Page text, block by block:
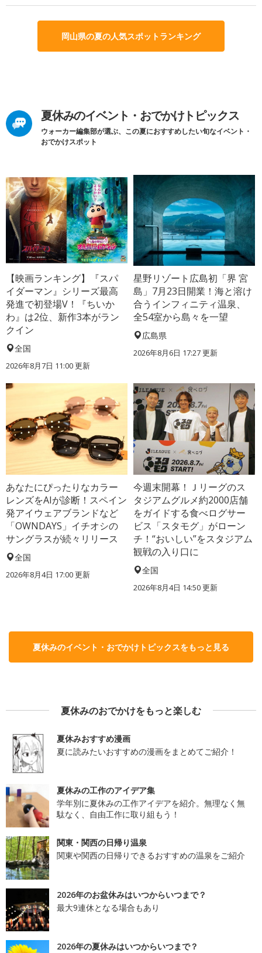
岡山県の夏の人気スポットランキング
夏休みのイベント・おでかけトピックス
ウォーカー編集部が選ぶ、この夏におすすめしたい旬なイベント・
おでかけスポット
【映画ランキング】『スパ
イダーマン』シリーズ最高
発進で初登場V！『ちいか
わ』は2位、新作3本がラン
クイン
全国
2026年8月7日 11:00更新
星野リゾート広島初「界 宮
島」7月23日開業！海と溶け
合うインフィニティ温泉、
全54室から島々を一望
広島県
2026年8月6日 17:27更新
あなたにぴったりなカラー
レンズをAIが診断！スペイン
発アイウェアブランドなど
「OWNDAYS」イチオシの
サングラスが続々リリース
全国
2026年8月4日 17:00更新
今週末開幕！Ｊリーグのス
タジアムグルメ約2000店舗
をガイドする食べログサー
ビス「スタモグ」がローン
チ！“おいしい”をスタジアム
観戦の入り口に
全国
2026年8月4日 14:50更新
夏休みのイベント・おでかけトピックスをもっと見る
夏休みのおでかけをもっと楽しむ
夏休みおすすめ漫画
夏に読みたいおすすめの漫画をまとめてご紹介！
夏休みの工作のアイデア集
学年別に夏休みの工作アイデアを紹介。無理なく無
駄なく、自由工作に取り組もう！
関東・関西の日帰り温泉
関東や関西の日帰りできるおすすめの温泉をご紹介
2026年のお盆休みはいつからいつまで？
最大9連休となる場合もあり
2026年の夏休みはいつからいつまで？